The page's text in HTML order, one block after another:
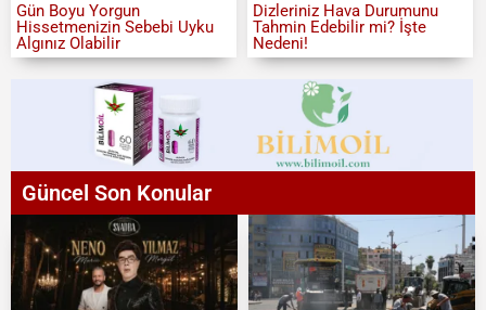
Gün Boyu Yorgun
Hissetmenizin Sebebi Uyku
Algınız Olabilir
Dizleriniz Hava Durumunu
Tahmin Edebilir mi? İşte
Nedeni!
Güncel Son Konular